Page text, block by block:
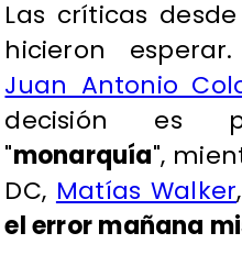
Las críticas
hicieron
Juan Antonio
decisión es
"monarquía",
DC, Matías Walker
el error mañana